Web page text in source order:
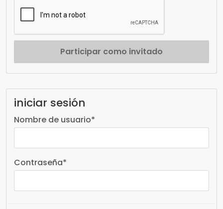
Participar como invitado
iniciar sesión
Nombre de usuario*
Contraseña*